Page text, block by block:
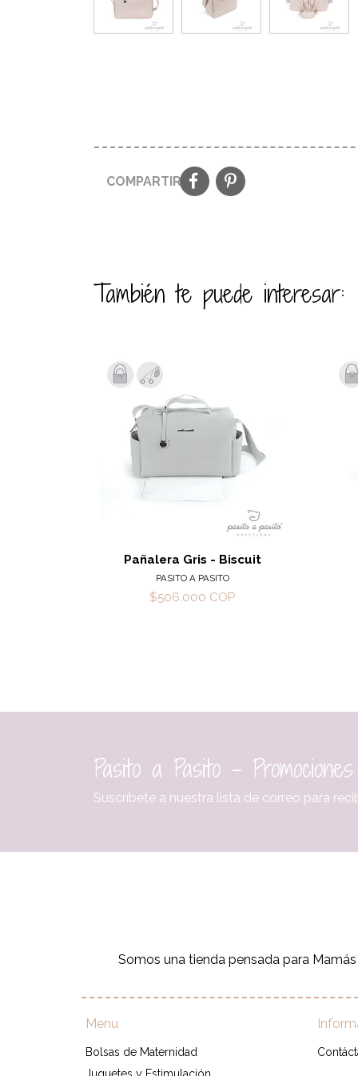
COMPARTIR:
También te puede interesar:
Pañalera Gris - Biscuit
PASITO A PASITO
$506.000 COP
Ver detalles
Pasito a Pasito - Promociones
Suscríbete a nuestra lista de correo para
Somos una tienda pensada para
Menu
Bolsas de Maternidad